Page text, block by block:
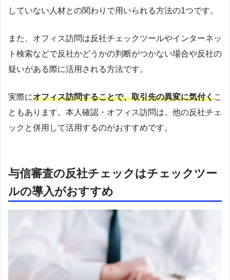
していない人材との関わりで用いられる方法の1つです。
また、オフィス訪問は反社チェックツールやインターネッ
ト検索などで反社かどうかの判断がつかない場合や反社の
疑いがある際に活用される方法です。
実際にオフィス訪問することで、取引先の異変に気付くこ
ともあります。本人確認・オフィス訪問は、他の反社チェ
ックと併用して活用するのがおすすめです。
与信審査の反社チェックはチェックツー
ルの導入がおすすめ